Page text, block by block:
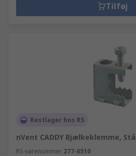
Tilføj
Restlager hos RS
nVent CADDY Bjælkeklemme,
RS-varenummer 277-6510